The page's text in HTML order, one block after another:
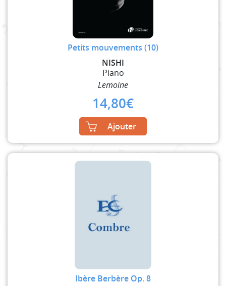
Petits mouvements (10)
NISHI
Piano
Lemoine
14,80€
Ajouter
Ibère Berbère Op. 8